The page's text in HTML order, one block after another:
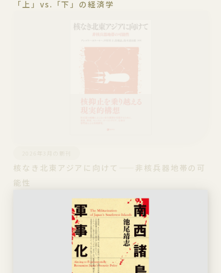
「上」vs.「下」の経済学
2026年3月の新刊
核なき北東アジアに向けて——非核兵器地帯の可
能性